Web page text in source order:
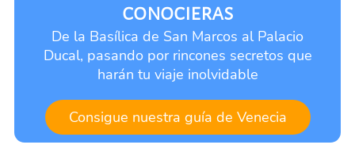
conocieras
De la Basílica de San Marcos al Palacio
Ducal, pasando por rincones secretos que
harán tu viaje inolvidable
Consigue nuestra guía de Venecia